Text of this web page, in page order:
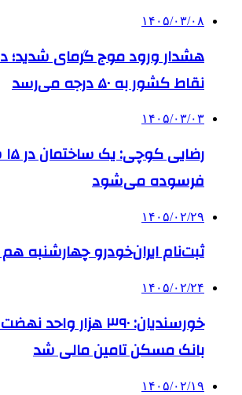
۱۴۰۵/۰۳/۰۸
هشدار ورود موج گرمای شدید؛
نقاط کشور به ۵۰ درجه می‌رسد
۱۴۰۵/۰۳/۰۳
فرسوده می‌شود
۱۴۰۵/۰۲/۲۹
ثبت‌نام ایران‌خودرو چهارشنبه هم
۱۴۰۵/۰۲/۲۴
خورسندیان: ۳۹۰ هزار
بانک مسکن تامین مالی شد
۱۴۰۵/۰۲/۱۹